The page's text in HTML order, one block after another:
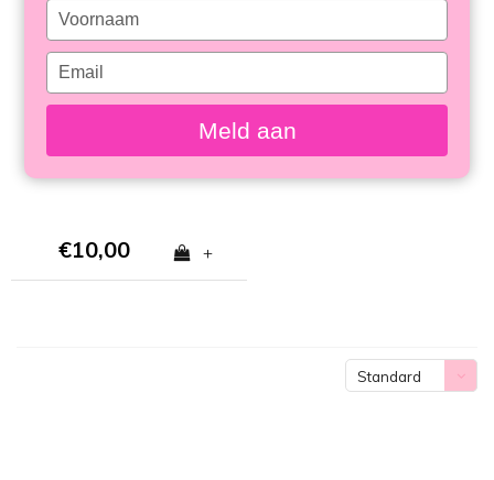
Eine MIM-
Geschenkkarte (10–
€10,00 +
Standard
Type
your
name
Type
your
email
Meld aan